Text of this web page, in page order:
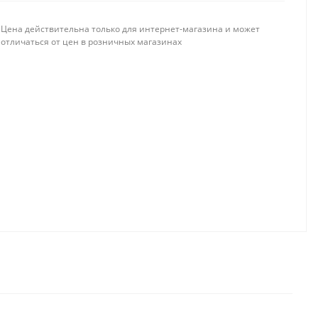
Цена действительна только для интернет-магазина и может
отличаться от цен в розничных магазинах